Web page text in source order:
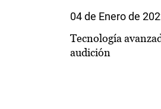
04 de Enero de
Tecnología
audición